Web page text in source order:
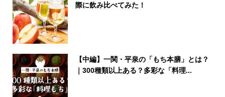
際に飲み比べてみた！
【中編】一関・平泉の「もち本膳」とは？
｜300種類以上ある？多彩な「料理...